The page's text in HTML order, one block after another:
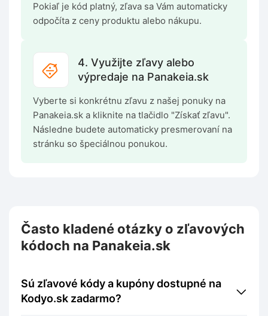
Pokiaľ je kód platný, zľava sa Vám automaticky
odpočíta z ceny produktu alebo nákupu.
4. Využijte zľavy alebo
výpredaje na Panakeia.sk
Vyberte si konkrétnu zľavu z našej ponuky na
Panakeia.sk a kliknite na tlačidlo "Získať zľavu".
Následne budete automaticky presmerovaní na
stránku so špeciálnou ponukou.
Často kladené otázky o zľavových
kódoch na Panakeia.sk
Sú zľavové kódy a kupóny dostupné na
Kodyo.sk zadarmo?